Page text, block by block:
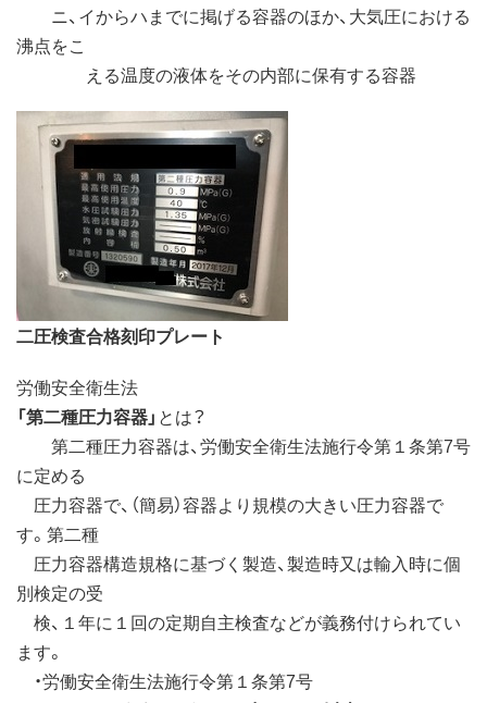
ニ、イからハまでに掲げる容器のほか、大気圧における
沸点をこ
える温度の液体をその内部に保有する容器
二圧検査合格刻印プレート
労働安全衛生法
「第二種圧力容器」 とは？
第二種圧力容器は、労働安全衛生法施行令第１条第7号
に定める
圧力容器で、（簡易）容器より規模の大きい圧力容器で
す。第二種
圧力容器構造規格に基づく製造、製造時又は輸入時に個
別検定の受
検、１年に１回の定期自主検査などが義務付けられてい
ます。
・労働安全衛生法施行令第１条第7号